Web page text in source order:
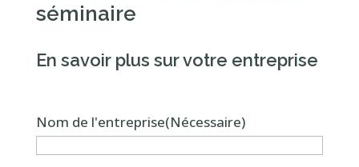
séminaire
En savoir plus sur votre entreprise
Nom de l'entreprise(Nécessaire)